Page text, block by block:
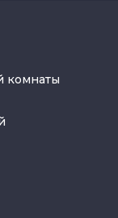
комнаты